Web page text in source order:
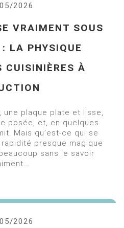
2026
VRAIMENT SOUS
LA PHYSIQUE
CUISINIÈRES À
une plaque plate et lisse,
posée, et, en quelques
Mais qu’est-ce qui se
presque magique
sans le savoir
2026